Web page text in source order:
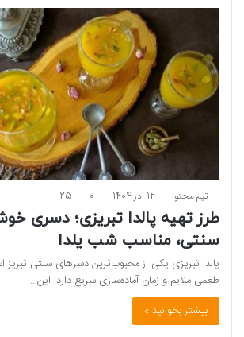
تیم محتوا 12 آذر 1404 0
25
طرز تهیه پالدا تبریزی؛ دسری
سنتی، مناسب شب یلدا
پالدا تبریزی یکی از محبوب‌ترین دسرهای سنتی تبریز
طعمی ملایم و زمان آماده‌سازی سریع دارد. این…
بیشتر بخوانید »